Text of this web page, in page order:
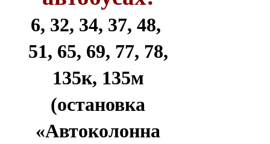
6, 32, 34, 37, 48,
51, 65, 69, 77, 78,
135к, 135м
(остановка
«Автоколонна